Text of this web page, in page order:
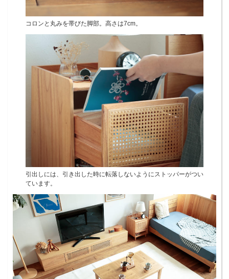
コロンと丸みを帯びた脚部。高さは7cm。
引出しには、引き出した時に転落しないようにストッパーがつい
ています。